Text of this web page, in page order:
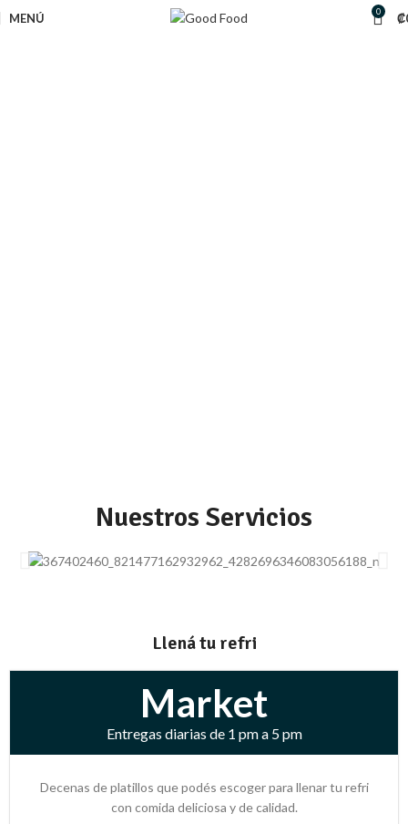
MENÚ 0 ₡
Nuestros Servicios
Llená tu refri
Market
Entregas diarias de 1 pm a 5 pm
Decenas de platillos que podés escoger para llenar tu refri
con comida deliciosa y de calidad.